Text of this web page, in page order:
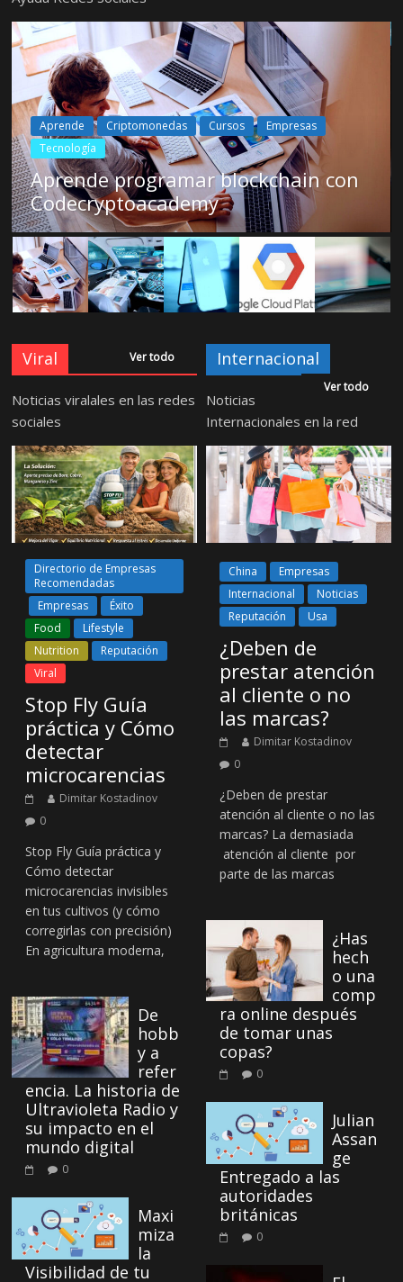
Aprende Criptomonedas Cursos
Empresas
Tecnología
Aprende programar blockchain con
Codecryptoacademy
Viral Ver todo
Noticias viralales en las redes
sociales
Directorio de Empresas
Recomendadas
Empresas
Éxito
Food
Lifestyle
Nutrition
Reputación
Viral
Stop Fly Guía
práctica y Cómo
detectar
microcarencias
Dimitar Kostadinov
0
Stop Fly Guía práctica y
Cómo detectar
microcarencias invisibles
en tus cultivos (y cómo
corregirlas con precisión)
En agricultura moderna,
De
hobb
y a
refer
encia. La historia de
Ultravioleta Radio y
su impacto en el
mundo digital
0
Maxi
miza
la
Visibilidad de tu
Internacional
Ver todo
Noticias
Internacionales en la red
China
Empresas
Internacional
Noticias
Reputación
Usa
¿Deben de
prestar atención
al cliente o no
las marcas?
Dimitar Kostadinov
0
¿Deben de prestar
atención al cliente o no las
marcas? La demasiada
atención al cliente por
parte de las marcas
¿Has
hech
o una
comp
ra online después
de tomar unas
copas?
0
Julian
Assan
ge
Entregado a las
autoridades
británicas
0